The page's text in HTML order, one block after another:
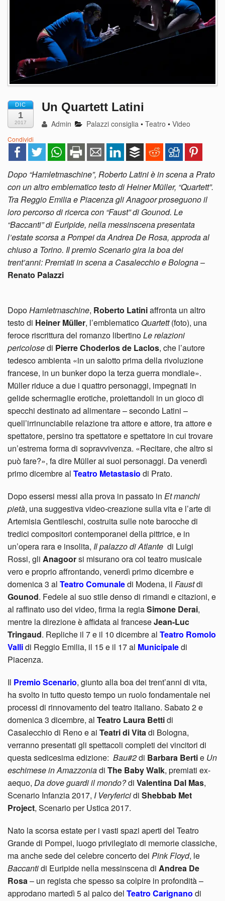
DIC
1
2017
Un Quartett Latini
Admin Palazzi consiglia •Teatro •Video
Condividi
Dopo “Hamletmaschine”, Roberto Latini è in scena a Prato
con un altro emblematico testo di Heiner Müller, “Quartett”.
Tra Reggio Emilia e Piacenza gli Anagoor proseguono il
loro percorso di ricerca con “Faust” di Gounod. Le
“Baccanti” di Euripide, nella messinscena presentata
l’estate scorsa a Pompei da Andrea De Rosa, approda al
chiuso a Torino. Il premio Scenario gira la boa dei
trent’anni: Premiati in scena a Casalecchio e Bologna–
Renato Palazzi
DopoHamletmaschine, Roberto Latiniaffronta un altro
testo di Heiner Müller, l’emblematico Quartett(foto), una
feroce riscrittura del romanzo libertinoLe relazioni
pericolosedi Pierre Choderlos de Laclos, che l’autore
tedesco ambienta «in un salotto prima della rivoluzione
francese, in un bunker dopo la terza guerra mondiale».
Müller riduce a due i quattro personaggi, impegnati in
gelide schermaglie erotiche, proiettandoli in un gioco di
specchi destinato ad alimentare – secondo Latini –
quell’irrinunciabile relazione tra attore e attore, tra attore e
spettatore, persino tra spettatore e spettatore in cui trovare
un’estrema forma di sopravvivenza. «Recitare, che altro si
può fare?», fa dire Müller ai suoi personaggi. Da venerdì
primo dicembre al Teatro Metastasio di Prato.
Dopo essersi messi alla prova in passato in Et manchi
pietà, una suggestiva video-creazione sulla vita e l’arte di
Artemisia Gentileschi, costruita sulle note barocche di
tredici compositori contemporanei della pittrice, e in
un’opera rara e insolita, Il palazzo di Atlante di Luigi
Rossi, gli Anagoorsi misurano ora col teatro musicale
vero e proprio affrontando, venerdì primo dicembre e
domenica 3 al Teatro Comunaledi Modena, il Faustdi
Gounod. Fedele al suo stile denso di rimandi e citazioni, e
al raffinato uso dei video, firma la regiaSimone Derai,
mentre la direzione è affidata al franceseJean-Luc
Tringaud. Repliche il 7 e il 10 dicembre al Teatro Romolo
Vallidi Reggio Emilia, il 15 e il 17 al Municipaledi
Piacenza.
Il Premio Scenario, giunto alla boa dei trent’anni di vita,
ha svolto in tutto questo tempo un ruolo fondamentale nei
processi di rinnovamento del teatro italiano. Sabato 2 e
domenica 3 dicembre, al Teatro Laura Bettidi
Casalecchio di Reno e ai Teatri di Vitadi Bologna,
verranno presentati gli spettacoli completi dei vincitori di
questa sedicesima edizione: Bau#2di Barbara Bertie Un
eschimese in Amazzoniadi The Baby Walk, premiati ex-
aequo, Da dove guardi il mondo?di Valentina Dal Mas,
Scenario Infanzia 2017, I Veryfericidi Shebbab Met
Project, Scenario per Ustica 2017.
Nato la scorsa estate per i vasti spazi aperti del Teatro
Grande di Pompei, luogo privilegiato di memorie classiche,
ma anche sede del celebre concerto dei Pink Floyd, le
Baccantidi Euripide nella messinscena di Andrea De
Rosa– un regista che spesso sa colpire in profondità –
approdano martedì 5 al palco del Teatro Carignano di